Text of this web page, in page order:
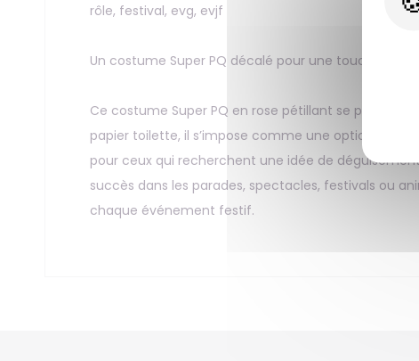
rôle, festival, evg, evjf
Un costume Super PQ décalé pour une touche
Ce costume Super PQ en rose pétillant se
papier toilette, il s’impose comme une option
pour ceux qui recherchent une idée de
succès dans les parades, spectacles, festivals ou
chaque événement festif.